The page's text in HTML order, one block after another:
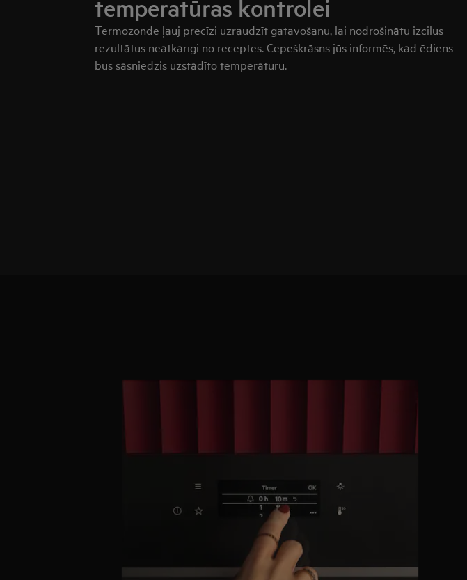
temperatūras kontrolei
Termozonde ļauj precīzi uzraudzīt gatavošanu, lai nodrošinātu izcilus
rezultātus neatkarīgi no receptes. Cepeškrāsns jūs informēs, kad ēdiens
būs sasniedzis uzstādīto temperatūru.